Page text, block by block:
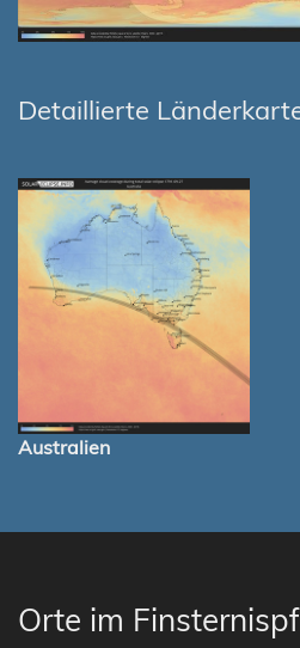
Detaillierte
Australien
Orte im